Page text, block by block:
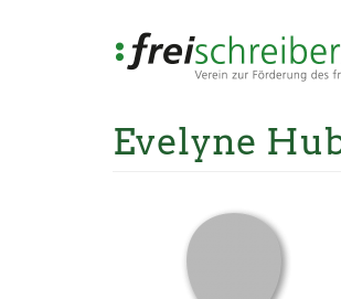
Evelyne